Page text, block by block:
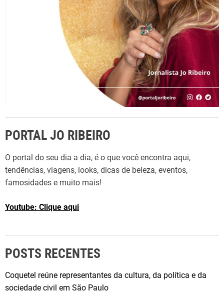
PORTAL JO RIBEIRO
O portal do seu dia a dia, é o que você encontra aqui,
tendências, viagens, looks, dicas de beleza, eventos,
famosidades e muito mais!
Youtube: Clique aqui
POSTS RECENTES
Coquetel reúne representantes da cultura, da política e da
sociedade civil em São Paulo